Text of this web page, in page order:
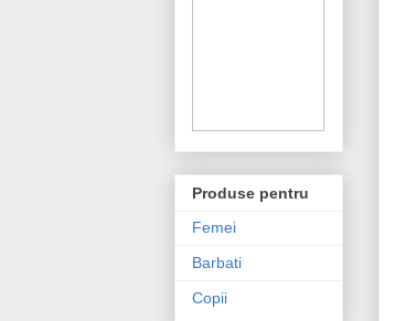
Produse pentru
Femei
Barbati
Copii